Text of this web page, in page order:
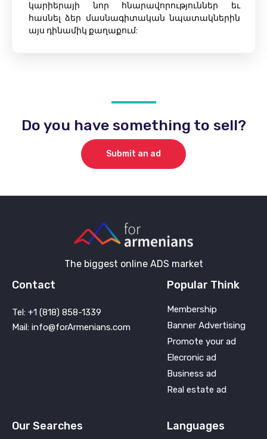
կարիերայի նոր հնարավորություններ եւ
հասնել ձեր մասնագիտական ​​նպատակներին
այս դինամիկ քաղաքում:
Do you have something to sell?
Submit an ad
The biggest online ADS market
Contact
Tel: +1 (818) 858-1339
Mail: info@forArmenians.com
Popular Think
Membership
Banner Advertising
Promote your ad
Elecronic ad
Business ad
Real estate ad
Our Searches Languages